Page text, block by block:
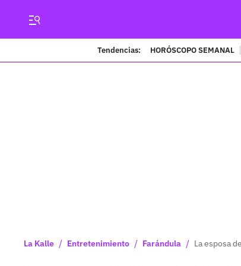
Tendencias: HORÓSCOPO SEMANAL
La Kalle / Entretenimiento / Farándula / La esposa